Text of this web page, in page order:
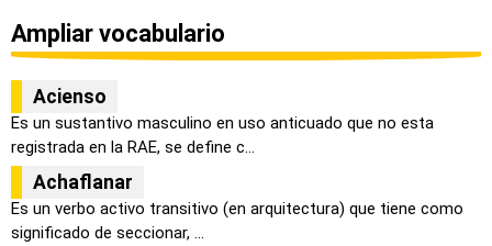
Ampliar vocabulario
Acienso
Es un sustantivo masculino en uso anticuado que no esta
registrada en la RAE, se define c...
Achaflanar
Es un verbo activo transitivo (en arquitectura) que tiene como
significado de seccionar, ...